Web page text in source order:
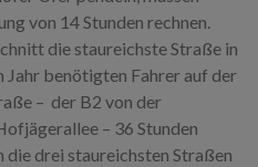
von 14 Stunden rechnen.
die staureichste Straße in
Jahr benötigten Fahrer auf der
– der B2 von der
– 36 Stunden
die drei staureichsten Straßen